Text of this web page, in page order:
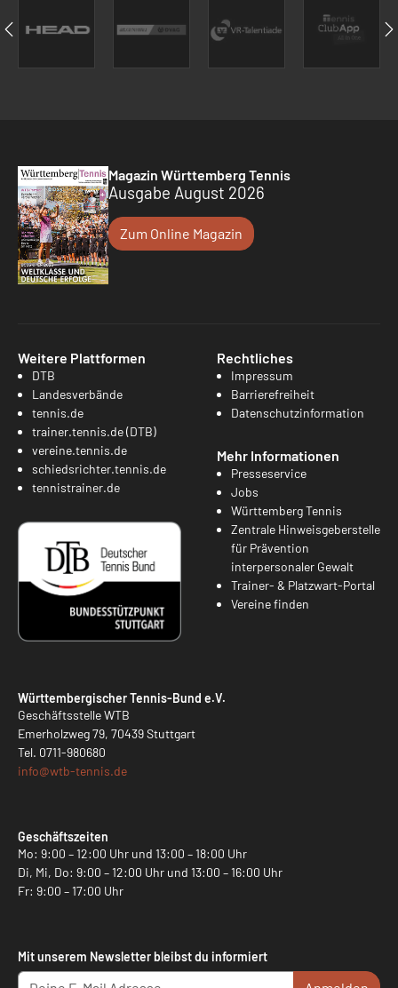
Magazin Württemberg Tennis
Ausgabe August 2026
Zum Online Magazin
Weitere Plattformen
DTB
Landesverbände
tennis.de
trainer.tennis.de (DTB)
vereine.tennis.de
schiedsrichter.tennis.de
tennistrainer.de
Rechtliches
Impressum
Barrierefreiheit
Datenschutzinformation
Mehr Informationen
Presseservice
Jobs
Württemberg Tennis
Zentrale Hinweisgeberstelle
für Prävention
interpersonaler Gewalt
Trainer- & Platzwart-Portal
Vereine finden
Württembergischer Tennis-Bund e.V.
Geschäftsstelle WTB
Emerholzweg 79, 70439 Stuttgart
Tel. 0711-980680
info@wtb-tennis.de
Geschäftszeiten
Mo: 9:00 – 12:00 Uhr und 13:00 – 18:00 Uhr
Di, Mi, Do: 9:00 – 12:00 Uhr und 13:00 – 16:00 Uhr
Fr: 9:00 – 17:00 Uhr
Mit unserem Newsletter bleibst du informiert